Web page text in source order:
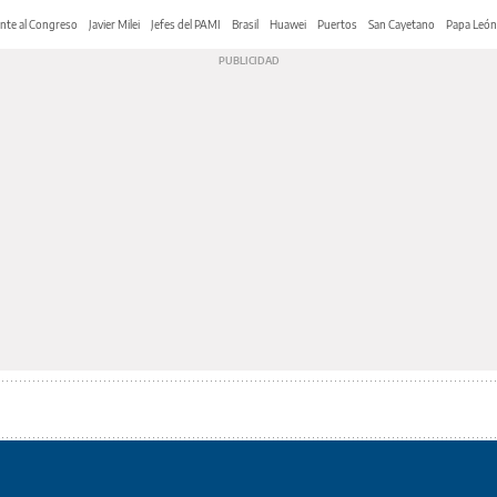
al Congreso Javier Milei Jefes del PAMI Brasil Huawei Puertos San Cayetano Papa